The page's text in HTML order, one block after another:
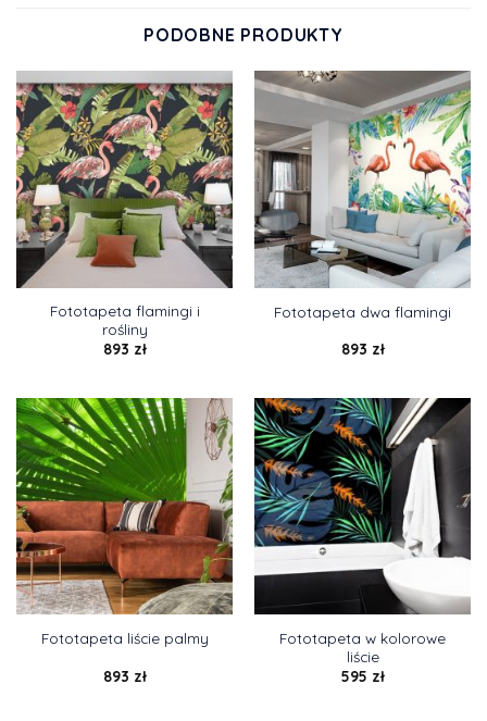
PODOBNE PRODUKTY
Fototapeta flamingi i
rośliny
893 zł
Fototapeta dwa flamingi
893 zł
Fototapeta liście palmy
893 zł
Fototapeta w kolorowe
liście
595 zł